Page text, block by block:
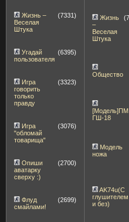
Жизнь –
Веселая
Штука
(7331)
Угадай
пользователя
(6395)
Игра
говорить
только
правду
(3323)
Игра
"обломай
товарища"
(3076)
Опиши
аватарку
сверху :)
(2700)
Флуд
смайлами!
(2699)
Жизнь
–
Веселая
Штука
Общество
[Модель]ПМ
ГШ-18
Модель
ножа
AK74u(С
глушителем
и без)